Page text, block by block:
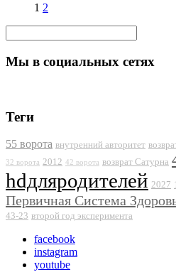
1 2
Мы в социальных сетях
Теги
55 ворота внутренний авторитет
32 ворота 2012 42 ворота возврат Сатурна
hdдляродителей 2027
Первичная Система
43-23 второй год эксперимента
facebook
instagram
youtube